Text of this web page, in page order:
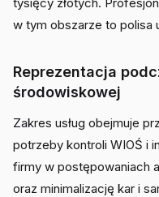
w tym obszarze to polisa
Reprezentacja
środowiskowej
Zakres usług obejmuje
potrzeby kontroli WIOŚ i
firmy w postępowaniach
oraz minimalizację kar i